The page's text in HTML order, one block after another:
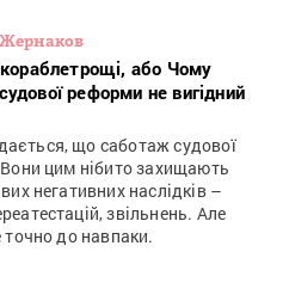
або Чому
реформи не вигідний
що саботаж судової
Вони цим нібито захищають
негативних наслідків –
звільнень. Але
точно до навпаки.